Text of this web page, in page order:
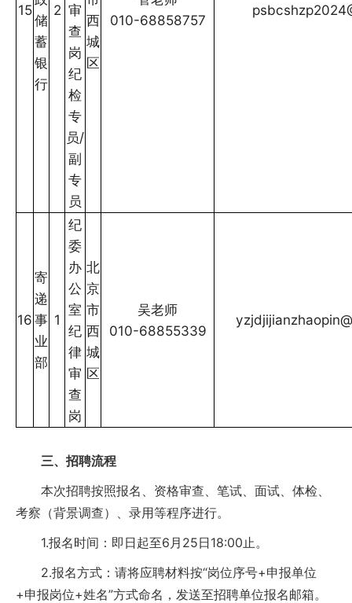
15
储
蓄
银
行
2 审
查
岗
纪
检
专
员/
副
专
员
西
城
区
010-68858757
16
寄
递
事
业
部
1
纪
委
办
公
室
纪
律
审
查
岗
北
京
市
西
城
区
吴老师
010-68855339
三、招聘流程
本次招聘按照报名、资格审查、笔试、面试、体检、
考察（背景调查）、录用等程序进行。
1.报名时间：即日起至6月25日18:00止。
2.报名方式：请将应聘材料按“岗位序号+申报单位
+申报岗位+姓名”方式命名，发送至招聘单位报名邮箱。